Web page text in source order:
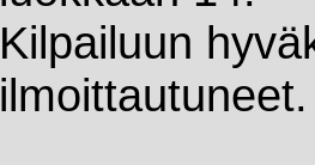
Kilpailuun
ilmoittautuneet.